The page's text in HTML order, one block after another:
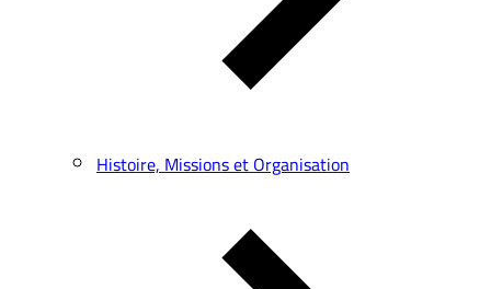
Histoire, Missions et Organisation